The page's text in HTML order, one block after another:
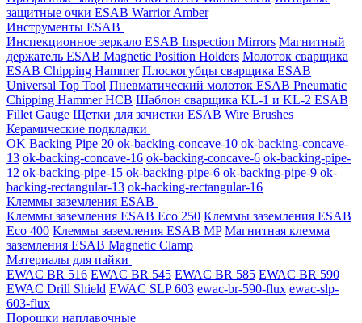
защитные очки ESAB Warrior Amber
Инструменты ESAB
Инспекционное зеркало ESAB Inspection Mirrors Магнитный
держатель ESAB Magnetic Position Holders Молоток сварщика
ESAB Chipping Hammer Плоскогубцы сварщика ESAB
Universal Top Tool Пневматический молоток ESAB Pneumatic
Chipping Hammer HCB Шаблон сварщика KL-1 и KL-2 ESAB
Fillet Gauge Щетки для зачистки ESAB Wire Brushes
Керамические подкладки
OK Backing Pipe 20 ok-backing-concave-10 ok-backing-concave-
13 ok-backing-concave-16 ok-backing-concave-6 ok-backing-pipe-
12 ok-backing-pipe-15 ok-backing-pipe-6 ok-backing-pipe-9 ok-
backing-rectangular-13 ok-backing-rectangular-16
Клеммы заземления ESAB
Клеммы заземления ESAB Eco 250 Клеммы заземления ESAB
Eco 400 Клеммы заземления ESAB MP Магнитная клемма
заземления ESAB Magnetic Clamp
Материалы для пайки
EWAC BR 516 EWAC BR 545 EWAC BR 585 EWAC BR 590
EWAC Drill Shield EWAC SLP 603 ewac-br-590-flux ewac-slp-
603-flux
Порошки наплавочные